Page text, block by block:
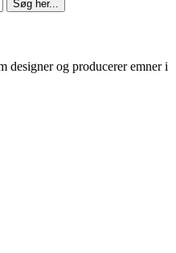
designer og producerer emner i